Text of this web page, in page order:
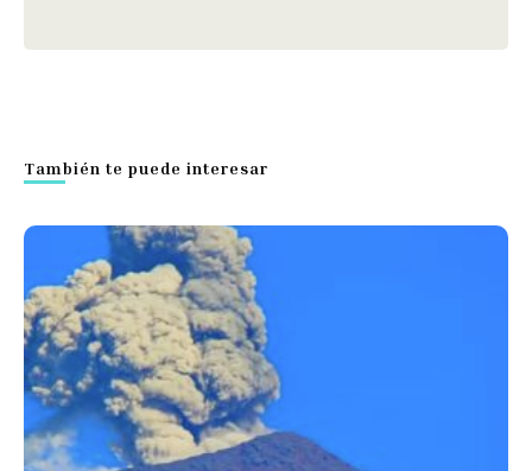
También te puede interesar